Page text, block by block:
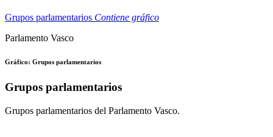
Grupos parlamentarios Contiene gráfico
Parlamento Vasco
Gráfico: Grupos parlamentarios
Grupos parlamentarios
Grupos parlamentarios del Parlamento Vasco.